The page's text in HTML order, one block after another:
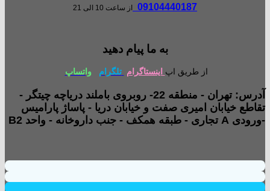
09104440187 از ساعت 10 الی 21
به ما پیام دهید
از طریق اپ اینستاگرام تلگرام واتساپ
آدرس: تهران - منطقه 22- روبروی باملند دریاچه چیتگر -
تقاطع خیابان امیری صفت و خیابان دریا - پاساژ پارامیس
-ورودی A تجاری - طبقه همکف - جنب داروخانه - واحد B2